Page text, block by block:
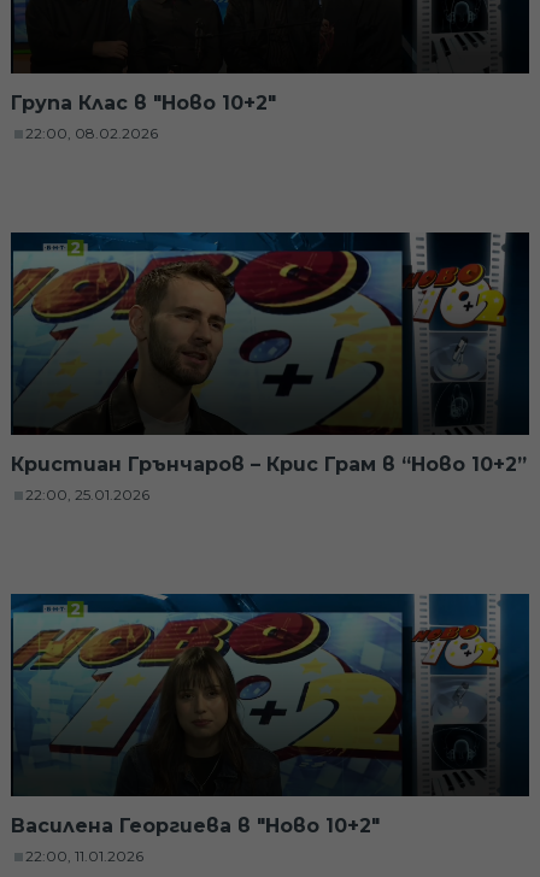
Група Клас в "Ново 10+2"
22:00, 08.02.2026
Кристиан Грънчаров – Крис Грам в “Ново 10+2”
22:00, 25.01.2026
Василена Георгиева в "Ново 10+2"
22:00, 11.01.2026